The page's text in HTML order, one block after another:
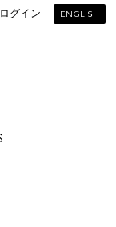
ログイン ENGLISH